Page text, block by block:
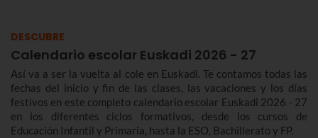
DESCUBRE
Calendario escolar Euskadi 2026 - 27
Así va a ser la vuelta al cole en Euskadi. Te contamos todas las
fechas del inicio y fin de las clases, las vacaciones y los días
festivos en este completo calendario escolar Euskadi 2026 - 27
en los diferentes ciclos formativos, desde los cursos de
Educación Infantil y Primaria, hasta la ESO, Bachillerato y FP.